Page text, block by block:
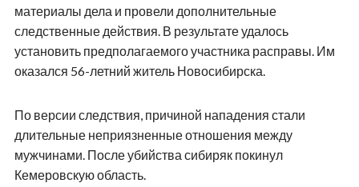
материалы дела и провели дополнительные
следственные действия. В результате удалось
установить предполагаемого участника расправы. Им
оказался 56-летний житель Новосибирска.
По версии следствия, причиной нападения стали
длительные неприязненные отношения между
мужчинами. После убийства сибиряк покинул
Кемеровскую область.